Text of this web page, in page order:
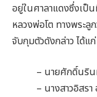
อยู่ในศาลาแดงซึ่งเป็
หลวงพ่อโต ทางพระ
จับกุมตัวดังกล่าว ได้แก่
– นายศักดิ์นรินท
– นางสาวอิสรา